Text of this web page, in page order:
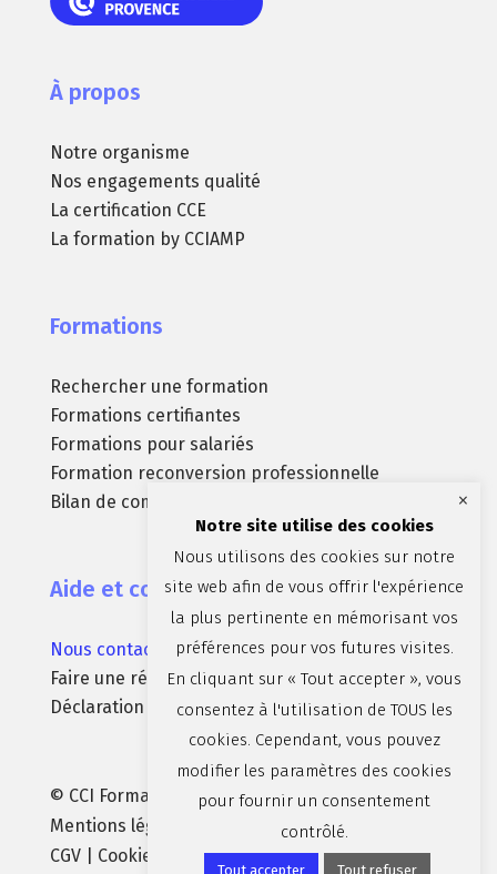
À propos
Notre organisme
Nos engagements qualité
La certification CCE
La formation by CCIAMP
Formations
Rechercher une formation
Formations certifiantes
Formations pour salariés
Formation reconversion professionnelle
Bilan de compétences
Aide et contact
Nous contacter
Faire une réclamation
Déclaration d’accessibilité (non conforme)
© CCI Formation Aix-Marseille-Provence |
Mentions légales
Politique de confidentialité
CGV| Cookies : Préférences| parBrandparty
Notre site utilise des cookies
Nous utilisons des cookies sur notre
site web afin de vous offrir l'expérience
la plus pertinente en mémorisant vos
préférences pour vos futures visites.
En cliquant sur « Tout accepter », vous
consentez à l'utilisation de TOUS les
cookies. Cependant, vous pouvez
modifier les paramètres des cookies
pour fournir un consentement
contrôlé.
Tout accepter Tout refuser
×